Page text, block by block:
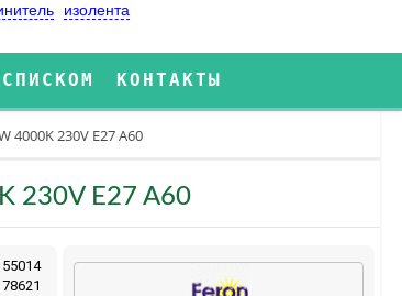
изолента
КОНТАКТЫ
4000K 230V E27 A60
230V E27 A60
55014